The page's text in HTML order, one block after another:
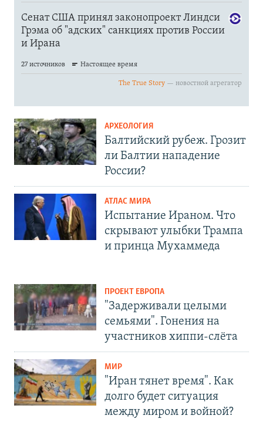
АРХЕОЛОГИЯ
Балтийский рубеж. Грозит
ли Балтии нападение
России?
АТЛАС МИРА
Испытание Ираном. Что
скрывают улыбки Трампа
и принца Мухаммеда
ПРОЕКТ ЕВРОПА
"Задерживали целыми
семьями". Гонения на
участников хиппи-слёта
МИР
"Иран тянет время". Как
долго будет ситуация
между миром и войной?